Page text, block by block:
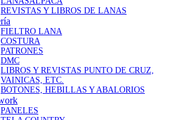
REVISTAS Y LIBROS DE LANAS
FIELTRO LANA
COSTURA
PATRONES
DMC
LIBROS Y REVISTAS PUNTO DE CRUZ,
VAINICAS, ETC.
BOTONES, HEBILLAS Y ABALORIOS
PANELES